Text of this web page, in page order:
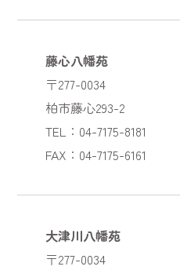
藤心八幡苑
〒277-0034
柏市藤心293-2
TEL：04-7175-8181
FAX：04-7175-6161
大津川八幡苑
〒277-0034